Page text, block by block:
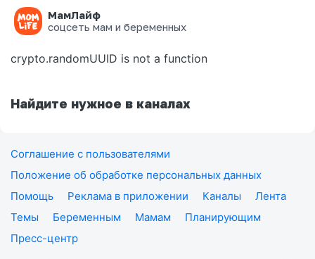
МамЛайф
соцсеть мам и беременных
Ошибка на странице
crypto.randomUUID is not a function
Найдите нужное в каналах
Соглашение с пользователями
Положение об обработке персональных данных
Помощь
Реклама в приложении Каналы
Лента
Темы
Беременным Мамам
Планирующим
Пресс-центр